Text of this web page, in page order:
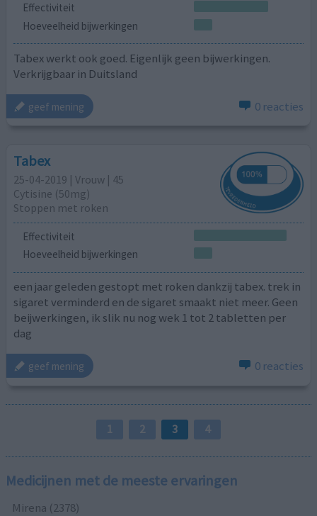
Effectiviteit
Hoeveelheid bijwerkingen
Tabex werkt ook goed. Eigenlijk geen bijwerkingen.
Verkrijgbaar in Duitsland
geef mening 0 reacties
Tabex
25-04-2019 | Vrouw | 45
Cytisine (50mg)
Stoppen met roken
Effectiviteit
Hoeveelheid bijwerkingen
een jaar geleden gestopt met roken dankzij tabex. trek in
sigaret verminderd en de sigaret smaakt niet meer. Geen
beijwerkingen, ik slik nu nog wek 1 tot 2 tabletten per
dag
geef mening 0 reacties
1 2 3 4
Medicijnen met de meeste ervaringen
Mirena (2378)